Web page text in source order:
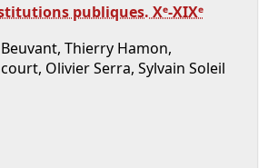
publiques. Xᵉ-XIXᵉ
Thierry Hamon,
Olivier Serra, Sylvain Soleil